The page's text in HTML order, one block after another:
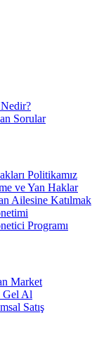
Sorular
Politikamız
ve Yan Haklar
Ailesine Katılmak
Programı
Market
Gel Al
Satış